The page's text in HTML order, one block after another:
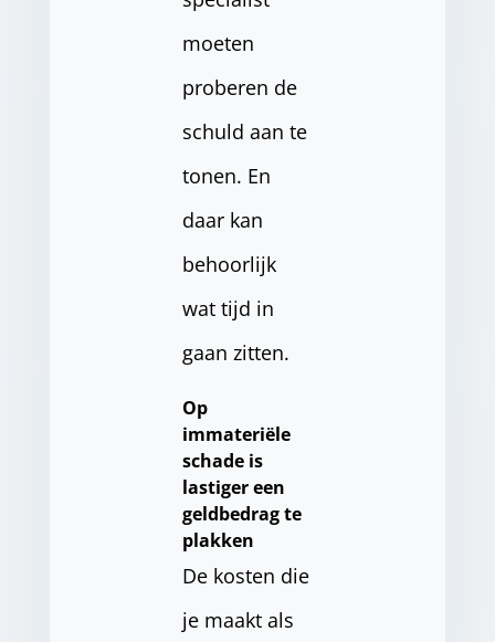
moeten
proberen de
schuld aan te
tonen. En
daar kan
behoorlijk
wat tijd in
gaan zitten.
Op
immateriële
schade is
lastiger een
geldbedrag te
plakken
De kosten die
je maakt als